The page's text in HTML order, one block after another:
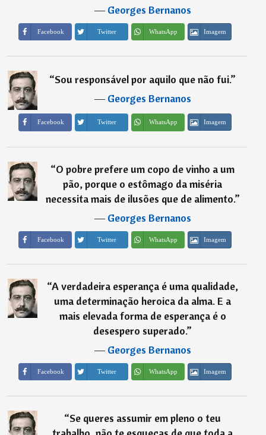
―Georges Bernanos
Facebook Twitter WhatsApp Imagem
“Sou responsável por aquilo que não fui.”
―Georges Bernanos
Facebook Twitter WhatsApp Imagem
“O pobre prefere um copo de vinho a um
pão, porque o estômago da miséria
necessita mais de ilusões que de alimento.”
―Georges Bernanos
Facebook Twitter WhatsApp Imagem
“A verdadeira esperança é uma qualidade,
uma determinação heroica da alma. E a
mais elevada forma de esperança é o
desespero superado.”
―Georges Bernanos
Facebook Twitter WhatsApp Imagem
“Se queres assumir em pleno o teu